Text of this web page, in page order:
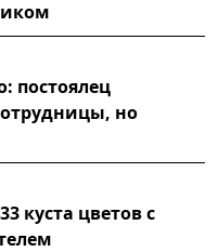
постоялец
но
куста цветов с